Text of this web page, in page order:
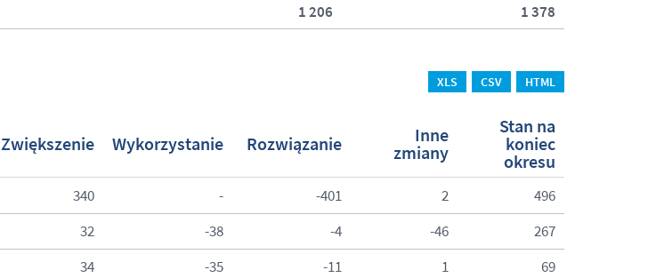
1 206 1 378
XLS CSV HTML
Zwiększenie Wykorzystanie Rozwiązanie Inne
zmiany
Stan na
koniec
okresu
340 - -401 2
496
32 -38 -4 -46
267
34 -35 -11 1
69